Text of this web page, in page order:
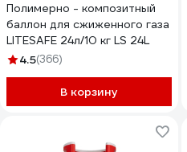
Полимерно - композитный
баллон для сжиженного газа
LITESAFE 24л/10 кг LS 24L
4.5(366)
В корзину